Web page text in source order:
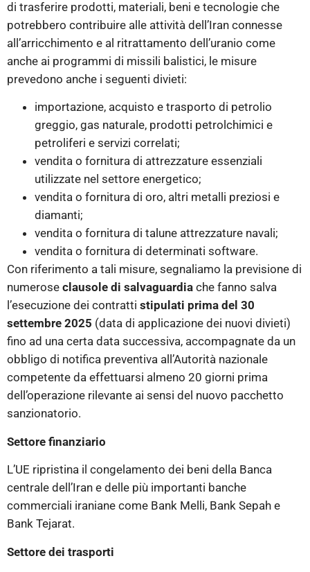
di trasferire prodotti, materiali, beni e tecnologie che
potrebbero contribuire alle attività dell’Iran connesse
all’arricchimento e al ritrattamento dell’uranio come
anche ai programmi di missili balistici, le misure
prevedono anche i seguenti divieti:
importazione, acquisto e trasporto di petrolio
greggio, gas naturale, prodotti petrolchimici e
petroliferi e servizi correlati;
vendita o fornitura di attrezzature essenziali
utilizzate nel settore energetico;
vendita o fornitura di oro, altri metalli preziosi e
diamanti;
vendita o fornitura di talune attrezzature navali;
vendita o fornitura di determinati software.
Con riferimento a tali misure, segnaliamo la previsione di
numerose clausole di salvaguardia che fanno salva
l’esecuzione dei contratti stipulati prima del 30
settembre 2025 (data di applicazione dei nuovi divieti)
fino ad una certa data successiva, accompagnate da un
obbligo di notifica preventiva all’Autorità nazionale
competente da effettuarsi almeno 20 giorni prima
dell’operazione rilevante ai sensi del nuovo pacchetto
sanzionatorio.
Settore finanziario
L’UE ripristina il congelamento dei beni della Banca
centrale dell’Iran e delle più importanti banche
commerciali iraniane come Bank Melli, Bank Sepah e
Bank Tejarat.
Settore dei trasporti